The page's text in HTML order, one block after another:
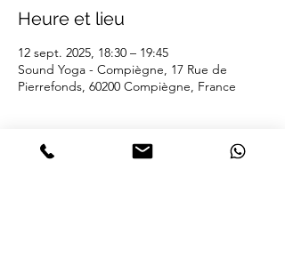
Heure et lieu
12 sept. 2025, 18:30 – 19:45
Sound Yoga - Compiègne, 17 Rue de
Pierrefonds, 60200 Compiègne, France